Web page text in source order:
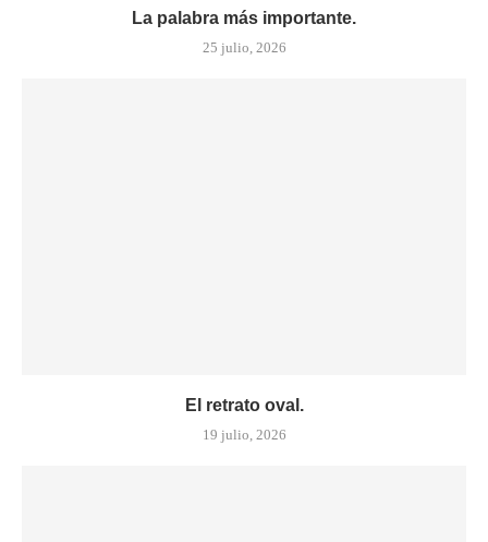
La palabra más importante.
25 julio, 2026
El retrato oval.
19 julio, 2026